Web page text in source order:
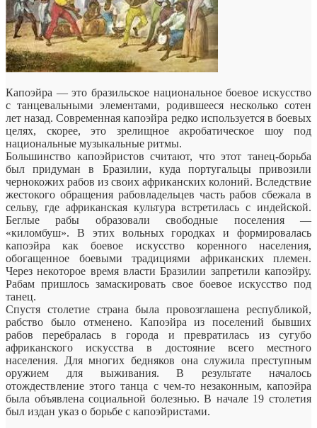
Капоэйра — это бразильское национальное боевое искусство
с танцевальными элементами, родившееся несколько сотен
лет назад. Современная капоэйра редко используется в боевых
целях, скорее, это зрелищное акробатическое шоу под
национальные музыкальные ритмы.
Большинство капоэйристов считают, что этот танец-борьба
был придуман в Бразилии, куда португальцы привозили
чернокожих рабов из своих африканских колоний. Вследствие
жестокого обращения рабовладельцев часть рабов сбежала в
сельву, где африканская культура встретилась с индейской.
Беглые рабы образовали свободные поселения —
«киломбуш». В этих вольных городках и формировалась
капоэйра как боевое искусство коренного населения,
обогащенное боевыми традициями африканских племен.
Через некоторое время власти Бразилии запретили капоэйру.
Рабам пришлось замаскировать свое боевое искусство под
танец.
Спустя столетие страна была провозглашена республикой,
рабство было отменено. Капоэйра из поселений бывших
рабов перебралась в города и превратилась из сугубо
африканского искусства в достояние всего местного
населения. Для многих бедняков она служила преступным
оружием для выживания. В результате началось
отождествление этого танца с чем-то незаконным, капоэйра
была объявлена социальной болезнью. В начале 19 столетия
был издан указ о борьбе с капоэйристами.